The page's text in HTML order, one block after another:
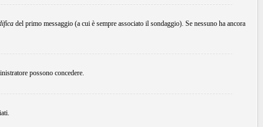
del primo messaggio (a cui è sempre associato il sondaggio). Se nessuno ha ancora
possono concedere.